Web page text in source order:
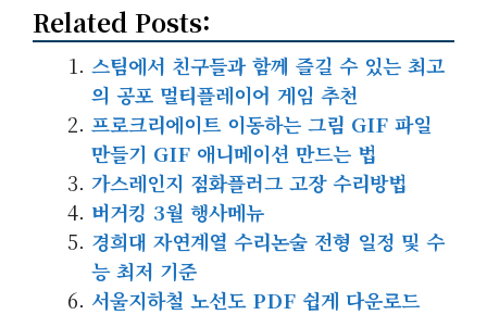
Related Posts:
스팀에서 친구들과 함께 즐길 수 있는 최고
의 공포 멀티플레이어 게임 추천
프로크리에이트 이동하는 그림 GIF 파일
만들기 GIF 애니메이션 만드는 법
가스레인지 점화플러그 고장 수리방법
버거킹 3월 행사메뉴
경희대 자연계열 수리논술 전형 일정 및 수
능 최저 기준
서울지하철 노선도 PDF 쉽게 다운로드